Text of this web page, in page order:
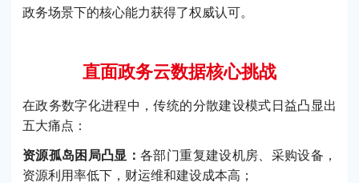
政务场景下的核心能力获得了权威认可。
直面政务云数据核心挑战
在政务数字化进程中，传统的分散建设模式日益凸显出
五大痛点：
资源孤岛困局凸显：各部门重复建设机房、采购设备，
资源利用率低下，财运维和建设成本高；